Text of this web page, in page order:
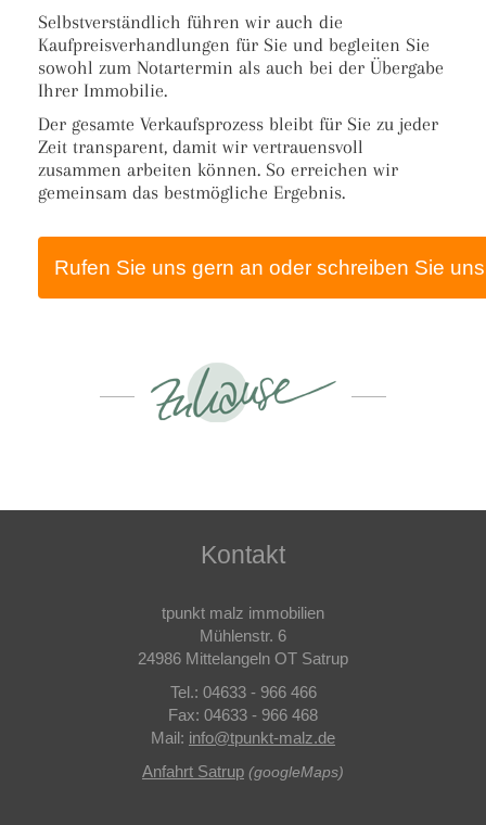
Selbstverständlich führen wir auch die
Kaufpreisverhandlungen für Sie und begleiten Sie
sowohl zum Notartermin als auch bei der Übergabe
Ihrer Immobilie.
Der gesamte Verkaufsprozess bleibt für Sie zu jeder
Zeit transparent, damit wir vertrauensvoll
zusammen arbeiten können. So erreichen wir
gemeinsam das bestmögliche Ergebnis.
Rufen Sie uns gern an oder schreiben Sie
Kontakt
tpunkt malz immobilien
Mühlenstr. 6
24986 Mittelangeln OT Satrup
Tel.: 04633 - 966 466
Fax: 04633 - 966 468
Mail: info@tpunkt-malz.de
Anfahrt Satrup (googleMaps)